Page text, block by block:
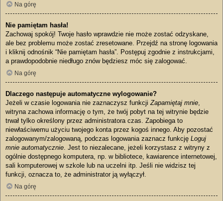
Na górę
Nie pamiętam hasła!
Zachowaj spokój! Twoje hasło wprawdzie nie może zostać odzyskane,
ale bez problemu może zostać zresetowane. Przejdź na stronę logowania
i kliknij odnośnik “Nie pamiętam hasła”. Postępuj zgodnie z instrukcjami,
a prawdopodobnie niedługo znów będziesz móc się zalogować.
Na górę
Dlaczego następuje automatyczne wylogowanie?
Jeżeli w czasie logowania nie zaznaczysz funkcji Zapamiętaj mnie
witryna zachowa informację o tym, że twój pobyt na tej witrynie będzie
trwał tylko określony przez administratora czas. Zapobiega to
niewłaściwemu użyciu twojego konta przez kogoś innego. Aby pozostać
zalogowanym/zalogowaną, podczas logowania zaznacz funkcję Loguj
mnie automatycznie . Jest to niezalecane, jeżeli korzystasz z witryny z
ogólnie dostępnego komputera, np. w bibliotece, kawiarence internetowej,
sali komputerowej w szkole lub na uczelni itp. Jeśli nie widzisz tej
funkcji, oznacza to, że administrator ją wyłączył.
Na górę